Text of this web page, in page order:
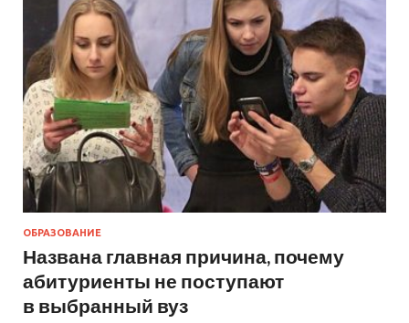
ОБРАЗОВАНИЕ
Названа главная причина, почему
абитуриенты не поступают
в выбранный вуз